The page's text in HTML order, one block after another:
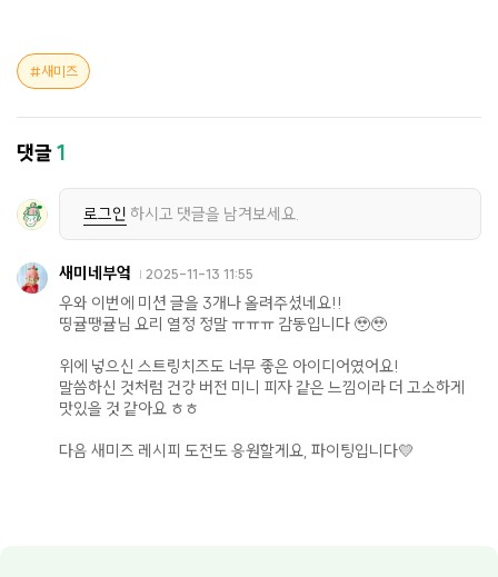
새미즈
댓글1
로그인 하시고 댓글을 남겨보세요.
새미네부엌 2025-11-13 11:55
우와 이번에 미션 글을 3개나 올려주셨네요!!
띵귤땡귤님 요리 열정 정말 ㅠㅠㅠ 감동입니다 🥹🥹
위에 넣으신 스트링치즈도 너무 좋은 아이디어였어요!
말씀하신 것처럼 건강 버전 미니 피자 같은 느낌이라 더 고소하게
맛있을 것 같아요 ㅎㅎ
다음 새미즈 레시피 도전도 응원할게요, 파이팅입니다💛